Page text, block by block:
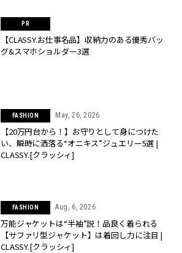
【CLASSY.お仕事名品】収納力のある優秀バッ
グ&スマホショルダー3選
FASHION May, 26, 2026
【20万円台から！】お守りとして身につけた
い、瞬時に洒落る“オニキス”ジュエリー5選 |
CLASSY.[クラッシィ]
FASHION Aug, 6, 2026
万能ジャケットは“半袖”説！品良く着られる
【サファリ型ジャケット】は着回し力に注目 |
CLASSY.[クラッシィ]